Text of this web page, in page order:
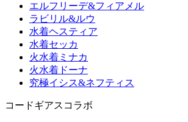
エルフリーデ&フィアメル
ラビリル&ルウ
水着ヘスティア
水着セッカ
火水着ミナカ
火水着ドーナ
究極イシス&ネフティス
コードギアスコラボ